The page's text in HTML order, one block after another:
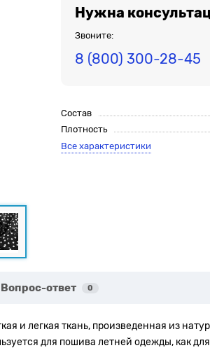
Нужна
Звоните:
8 (800) 300-28-45
Состав
Плотность
Все характеристики
Вопрос-ответ 0
и легкая ткань, произведенная из
для пошива летней одежды, как